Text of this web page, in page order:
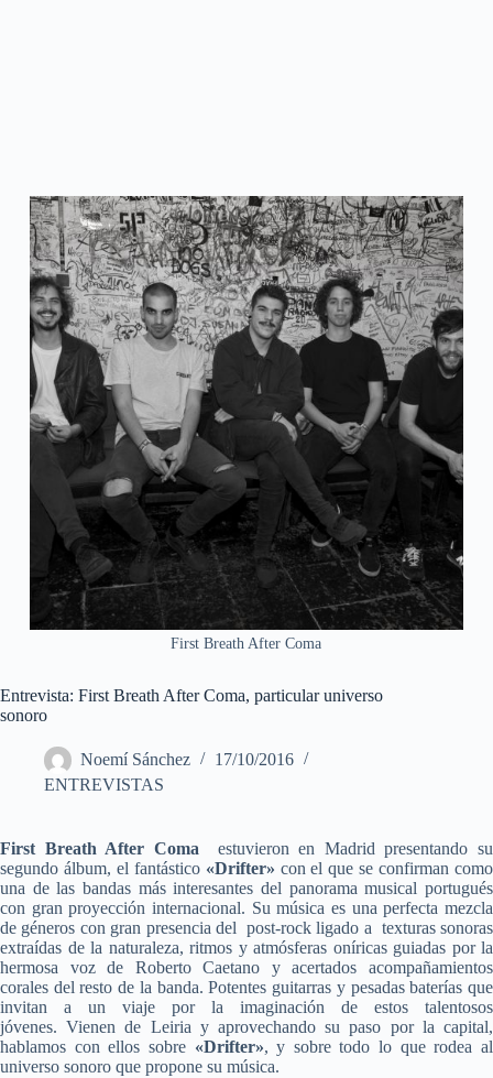
First Breath After Coma
Entrevista: First Breath After Coma, particular universo
sonoro
Noemí Sánchez
17/10/2016
ENTREVISTAS
First Breath After Coma estuvieron en Madrid presentando su
segundo álbum, el fantástico «Drifter» con el que se confirman como
una de las bandas más interesantes del panorama musical portugués
con gran proyección internacional. Su música es una perfecta mezcla
de géneros con gran presencia del post-rock ligado a texturas sonoras
extraídas de la naturaleza, ritmos y atmósferas oníricas guiadas por la
hermosa voz de Roberto Caetano y acertados acompañamientos
corales del resto de la banda. Potentes guitarras y pesadas baterías que
invitan a un viaje por la imaginación de estos talentosos
jóvenes. Vienen de Leiria y aprovechando su paso por la capital,
hablamos con ellos sobre «Drifter», y sobre todo lo que rodea al
universo sonoro que propone su música.